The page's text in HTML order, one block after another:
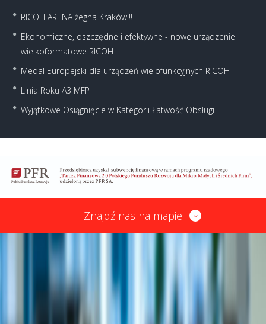
RICOH ARENA żegna Kraków!!!
Ekonomiczne, oszczędne i efektywne - nowe urządzenie
wielkoformatowe RICOH
Medal Europejski dla urządzeń wielofunkcyjnych RICOH
Linia Roku A3 MFP
Wyjątkowe Osiągnięcie w Kategorii Łatwość Obsługi
Znajdź nas na mapie